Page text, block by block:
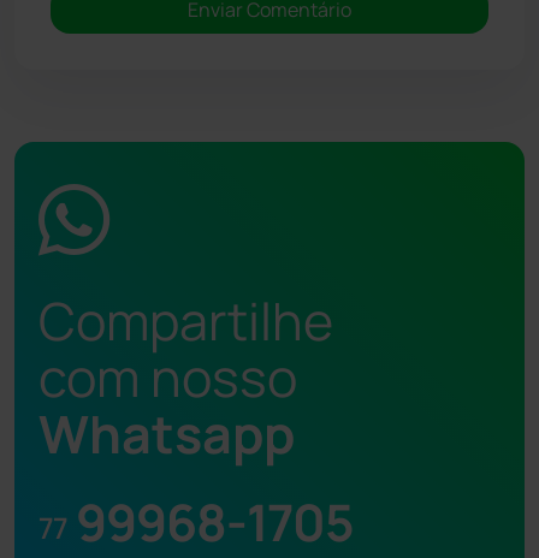
Compartilhe
com nosso
Whatsapp
77 99968-1705